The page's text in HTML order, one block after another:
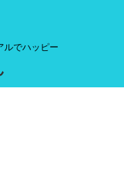
ルでハッピー